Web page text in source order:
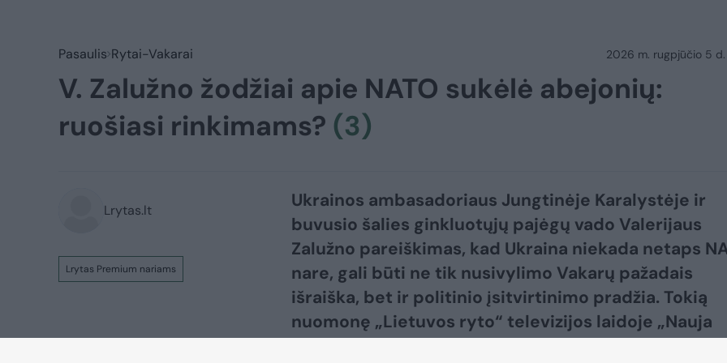
Pasaulis Rytai-Vakarai 2026 m. rugpjūčio 5 d.
V. Zalužno žodžiai apie NATO sukėlė abejonių:
ruošiasi rinkimams? (3)
Lrytas.lt
Lrytas Premium nariams
Ukrainos ambasadoriaus Jungtinėje Karalystėje ir
buvusio šalies ginkluotųjų pajėgų vado Valerijaus
Zalužno pareiškimas, kad Ukraina niekada netaps
nare, gali būti ne tik nusivylimo Vakarų pažadais
išraiška, bet ir politinio įsitvirtinimo pradžia. Tokią
nuomonę „Lietuvos ryto“ televizijos laidoje „Nauja